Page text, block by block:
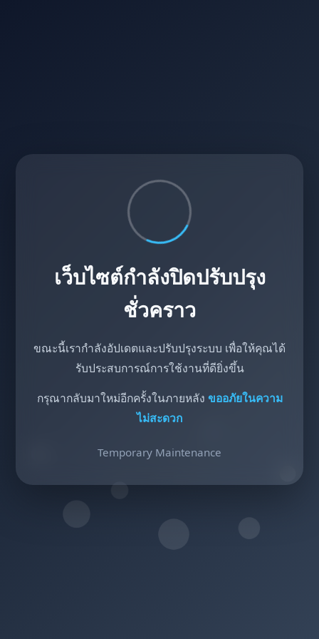
เว็บไซต์กำลังปิดปรับปรุง
ชั่วคราว
ขณะนี้เรากำลังอัปเดตและปรับปรุงระบบ เพื่อให้คุณได้
รับประสบการณ์การใช้งานที่ดียิ่งขึ้น
กรุณากลับมาใหม่อีกครั้งในภายหลัง ขออภัยในความ
ไม่สะดวก
Temporary Maintenance